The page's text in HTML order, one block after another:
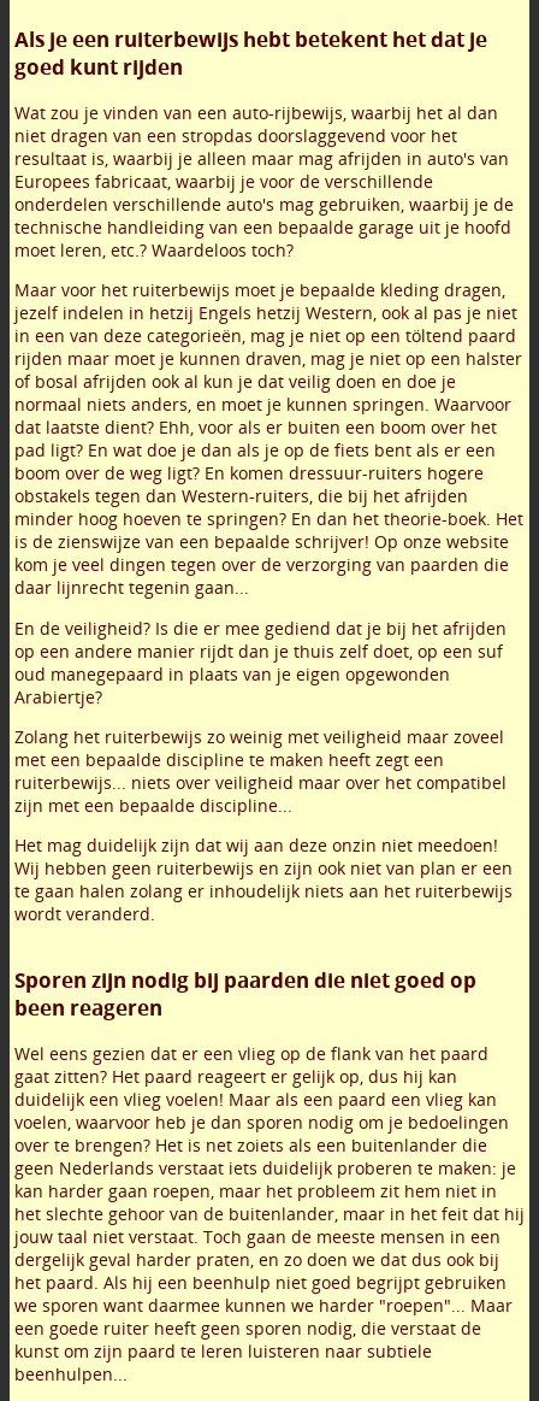
Als je een ruiterbewijs hebt betekent het dat je
goed kunt rijden
Wat zou je vinden van een auto-rijbewijs, waarbij het al dan
niet dragen van een stropdas doorslaggevend voor het
resultaat is, waarbij je alleen maar mag afrijden in auto's van
Europees fabricaat, waarbij je voor de verschillende
onderdelen verschillende auto's mag gebruiken, waarbij je de
technische handleiding van een bepaalde garage uit je hoofd
moet leren, etc.? Waardeloos toch?
Maar voor het ruiterbewijs moet je bepaalde kleding dragen,
jezelf indelen in hetzij Engels hetzij Western, ook al pas je niet
in een van deze categorieën, mag je niet op een töltend paard
rijden maar moet je kunnen draven, mag je niet op een halster
of bosal afrijden ook al kun je dat veilig doen en doe je
normaal niets anders, en moet je kunnen springen. Waarvoor
dat laatste dient? Ehh, voor als er buiten een boom over het
pad ligt? En wat doe je dan als je op de fiets bent als er een
boom over de weg ligt? En komen dressuur-ruiters hogere
obstakels tegen dan Western-ruiters, die bij het afrijden
minder hoog hoeven te springen? En dan het theorie-boek. Het
is de zienswijze van een bepaalde schrijver! Op onze website
kom je veel dingen tegen over de verzorging van paarden die
daar lijnrecht tegenin gaan...
En de veiligheid? Is die er mee gediend dat je bij het afrijden
op een andere manier rijdt dan je thuis zelf doet, op een suf
oud manegepaard in plaats van je eigen opgewonden
Arabiertje?
Zolang het ruiterbewijs zo weinig met veiligheid maar zoveel
met een bepaalde discipline te maken heeft zegt een
ruiterbewijs... niets over veiligheid maar over het compatibel
zijn met een bepaalde discipline...
Het mag duidelijk zijn dat wij aan deze onzin niet meedoen!
Wij hebben geen ruiterbewijs en zijn ook niet van plan er een
te gaan halen zolang er inhoudelijk niets aan het ruiterbewijs
wordt veranderd.
Sporen zijn nodig bij paarden die niet goed op
been reageren
Wel eens gezien dat er een vlieg op de flank van het paard
gaat zitten? Het paard reageert er gelijk op, dus hij kan
duidelijk een vlieg voelen! Maar als een paard een vlieg kan
voelen, waarvoor heb je dan sporen nodig om je bedoelingen
over te brengen? Het is net zoiets als een buitenlander die
geen Nederlands verstaat iets duidelijk proberen te maken: je
kan harder gaan roepen, maar het probleem zit hem niet in
het slechte gehoor van de buitenlander, maar in het feit dat hij
jouw taal niet verstaat. Toch gaan de meeste mensen in een
dergelijk geval harder praten, en zo doen we dat dus ook bij
het paard. Als hij een beenhulp niet goed begrijpt gebruiken
we sporen want daarmee kunnen we harder "roepen"... Maar
een goede ruiter heeft geen sporen nodig, die verstaat de
kunst om zijn paard te leren luisteren naar subtiele
beenhulpen...